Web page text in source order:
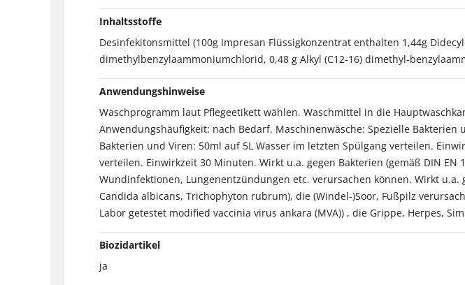
Inhaltsstoffe
Desinfekitonsmittel (100g Impresan Flüssigkonzentrat enthalten 1,44g
dimethylbenzylaammoniumchlorid, 0,48 g Alkyl (C12-16) dimethyl-
Anwendungshinweise
Waschprogramm laut Pflegeetikett wählen. Waschmittel in die
Anwendungshäufigkeit: nach Bedarf. Maschinenwäsche: Spezielle
Bakterien und Viren: 50ml auf 5L Wasser im letzten Spülgang verteilen.
verteilen. Einwirkzeit 30 Minuten. Wirkt u.a. gegen Bakterien (gemäß DIN
Wundinfektionen, Lungenentzündungen etc. verursachen können. Wirkt u.a.
Candida albicans, Trichophyton rubrum), die (Windel-)Soor, Fußpilz
Labor getestet modified vaccinia virus ankara (MVA)) , die Grippe, Herpes,
Biozidartikel
ja